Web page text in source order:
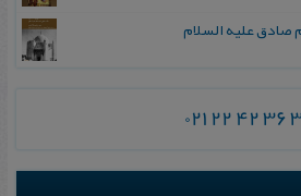
علیه السلام
021 22 42 36